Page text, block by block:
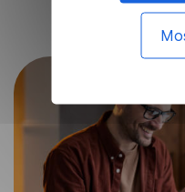
Boshqa